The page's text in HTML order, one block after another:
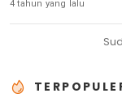
4 tahun yang lalu